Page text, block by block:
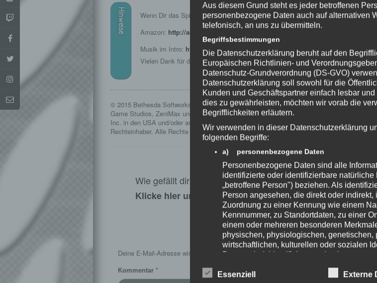
Hinweise
Wenn Dir das Spiel gefällt, unterstütze bitte die Entwickler und kaufe Dir das
Amazon: http://amzn.to/1NmIDPi
Musik im Intro: http://www.teknoaxe.com
Vielen Dank für die Erlaubnis 🙂
© 2015 Bethesda Softworks LLC, ein ZeniMax-Media-Unternehmen. Bethesda, Bethesda
Game Studios, ZeniMax und die dazugehörigen Logos sind Marken oder eingetragene
Inc. in den USA und/oder anderen Ländern. Alle übrigen Marken und Handelsnamen sind
Rechteinhaber. Alle Rechte vorbehalten.
Wie gefällt dir dieser Beitrag?
Klicke hier und lasse eine Bewertung da!
Schreibe einen Kommentar
Deine E-Mail-Adresse wird nicht veröffentlicht. Erforderliche Felder sind mit *markiert
Kommentar *
Aus diesem Grund steht es jeder betroffenen
personenbezogene Daten auch auf alternativen
telefonisch, an uns zu übermitteln.
Begriffsbestimmungen
Die Datenschutzerklärung beruht auf den
Europäischen Richtlinien- und
Datenschutz-Grundverordnung (DS-GVO)
Datenschutzerklärung soll sowohl für die
Kunden und Geschäftspartner einfach lesbar
dies zu gewährleisten, möchten wir vorab die
Begrifflichkeiten erläutern.
Wir verwenden in dieser Datenschutzerklärung
folgenden Begriffe:
a) personenbezogene Daten
Personenbezogene Daten sind alle
identifizierte oder identifizierbare natürliche
„betroffene Person") beziehen. Als
Person angesehen, die direkt oder indirekt,
Zuordnung zu einer Kennung wie einem
Kennnummer, zu Standortdaten, zu einer
einem oder mehreren besonderen
physischen, physiologischen, genetischen,
wirtschaftlichen, kulturellen oder sozialen
Person sind, identifiziert werden kann.
Essenziell Externe